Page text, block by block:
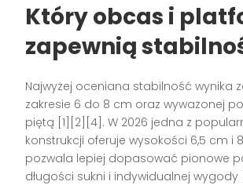
Który obcas i
zapewnią
Najwyżej oceniana stabilność wynika
zakresie 6 do 8 cm oraz wyważonej
piętą [1][2][4]. W 2026 jedna z
konstrukcji oferuje wysokości 6,5 cm i
pozwala lepiej dopasować pionowe
długości sukni i indywidualnej wygody